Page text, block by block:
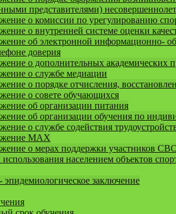
представителями)
о комиссии по урегулированию
о внутренней системе оценки
об электронной информационно-
доверия
о дополнительных академических
о службе медиации
о порядке отчисления,
о совете обучающихся
об организации питания
об организации обучения по
о службе содействия
MAX
о мерах поддержки участников
населением объектов
эпидемиологическое заключение